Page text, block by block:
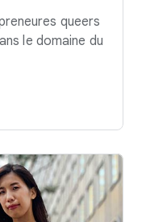
queers
le domaine du